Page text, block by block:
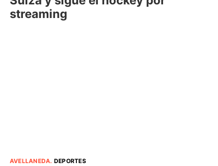
streaming
AVELLANEDA. DEPORTES